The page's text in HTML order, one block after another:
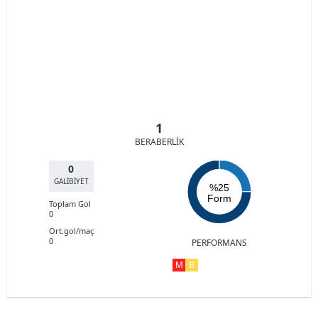
1
BERABERLİK
0
GALİBİYET
Toplam Gol
0
Ort.gol/maç
0
%25
Form
PERFORMANS
M B